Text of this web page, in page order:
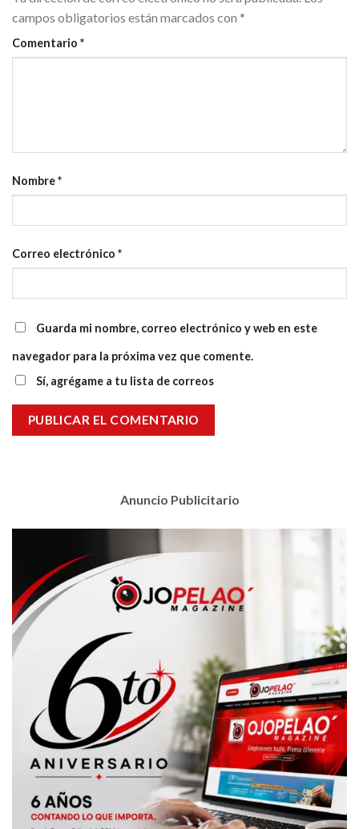
campos obligatorios están marcados con *
Comentario *
Nombre*
Correo electrónico *
Guarda mi nombre, correo electrónico y web en este
navegador para la próxima vez que comente.
Sí, agrégame a tu lista de correos
Anuncio Publicitario